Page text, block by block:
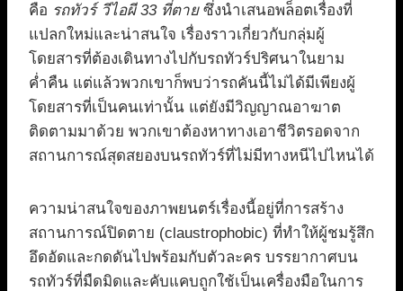
คือ รถทัวร์ วีไอผี 33 ที่ตายซึ่งนำเสนอพล็อตเรื่องที่
แปลกใหม่และน่าสนใจ เรื่องราวเกี่ยวกับกลุ่มผู้
โดยสารที่ต้องเดินทางไปกับรถทัวร์ปริศนาในยาม
ค่ำคืน แต่แล้วพวกเขาก็พบว่ารถคันนี้ไม่ได้มีเพียงผู้
โดยสารที่เป็นคนเท่านั้น แต่ยังมีวิญญาณอาฆาต
ติดตามมาด้วย พวกเขาต้องหาทางเอาชีวิตรอดจาก
สถานการณ์สุดสยองบนรถทัวร์ที่ไม่มีทางหนีไปไหนได้
ความน่าสนใจของภาพยนตร์เรื่องนี้อยู่ที่การสร้าง
สถานการณ์ปิดตาย (claustrophobic) ที่ทำให้ผู้ชมรู้สึก
อึดอัดและกดดันไปพร้อมกับตัวละคร บรรยากาศบน
รถทัวร์ที่มืดมิดและคับแคบถูกใช้เป็นเครื่องมือในการ